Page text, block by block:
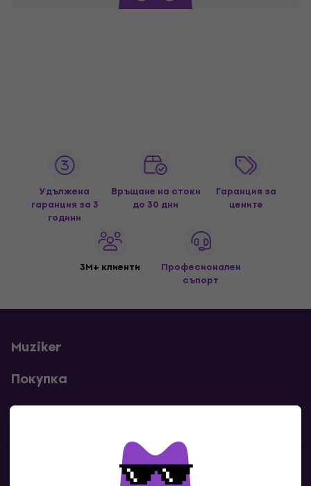
Удължена
гаранция за 3
години
Връщане на стоки
до 30 дни
Гаранция за
цените
3M+ клиенти
Професионален
съпорт
Muziker
Покупка
Полезни линкове
Контакти